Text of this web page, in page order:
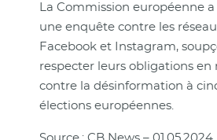
La Commission européenne
une enquête contre les
Facebook et Instagram,
respecter leurs obligations
contre la désinformation à
élections européennes.